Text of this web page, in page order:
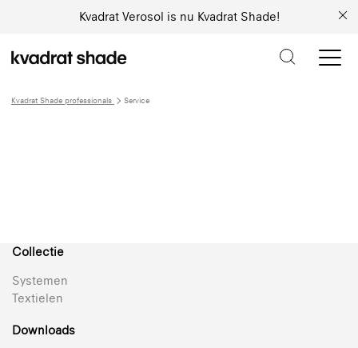
Kvadrat Verosol is nu Kvadrat Shade!
Kvadrat Shade professionals Service
Collectie
Systemen
Textielen
Downloads